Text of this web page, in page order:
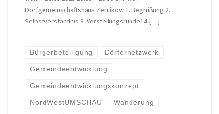
Dorfgemeinschaftshaus Zernikow 1. Begrüßung 2.
Selbstverständnis 3. Vorstellungsrunde14 […]
Bürgerbeteiligung Dörfernetzwerk
Gemeindeentwicklung
Gemeindeentwicklungskonzept
NordWestUMSCHAU Wanderung